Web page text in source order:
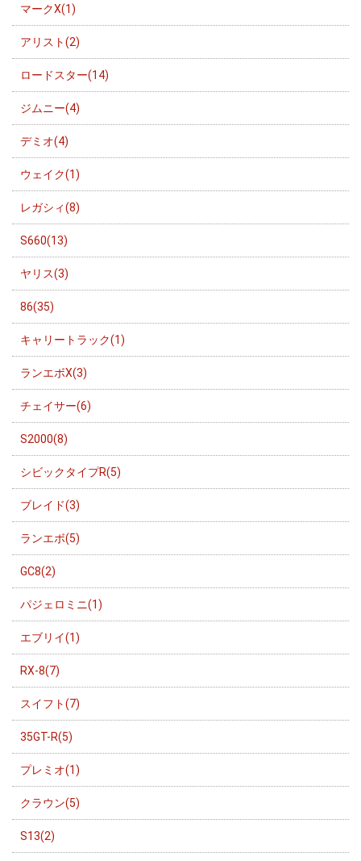
マークX(1)
アリスト(2)
ロードスター(14)
ジムニー(4)
デミオ(4)
ウェイク(1)
レガシィ(8)
S660(13)
ヤリス(3)
86(35)
キャリートラック(1)
ランエボX(3)
チェイサー(6)
S2000(8)
シビックタイプR(5)
ブレイド(3)
ランエボ(5)
GC8(2)
パジェロミニ(1)
エブリイ(1)
RX-8(7)
スイフト(7)
35GT-R(5)
プレミオ(1)
クラウン(5)
S13(2)